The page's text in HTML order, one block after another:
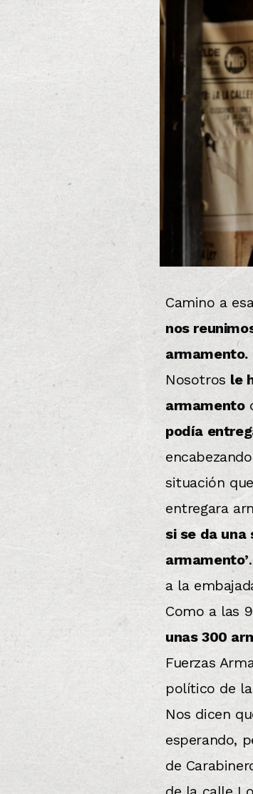
Camino a
nos
armamento.
Nosotros le
armamento
podía
situación
entregara
si se da una
armamento’
a la
Como a las
unas 300
Fuerzas
político de
Nos dicen
esperando,
de